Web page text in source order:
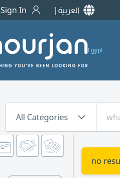
Sign In العربية
Egypt
All Categories
no